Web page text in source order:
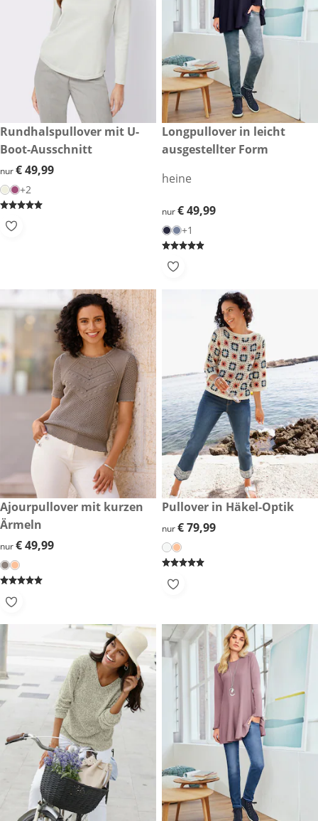
€ 49,99
Rundhalspullover mit U-
Boot-Ausschnitt
€ 49,99
nur€ 49,99
+2
€ 49,99
Longpullover in leicht
ausgestellter Form
heine
€ 49,99
nur€ 49,99
+1
€ 49,99
Ajourpullover mit kurzen
Ärmeln
€ 49,99
nur€ 49,99
€ 79,99
Pullover in Häkel-Optik
€ 79,99
nur€ 79,99